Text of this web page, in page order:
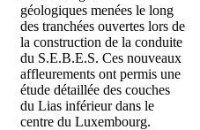
géologiques menées le long
des tranchées ouvertes lors de
la construction de la conduite
du S.E.B.E.S. Ces nouveaux
affleurements ont permis une
étude détaillée des couches
du Lias inférieur dans le
centre du Luxembourg.